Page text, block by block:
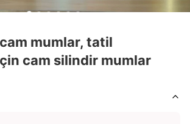
mumlar, tatil
cam silindir mumlar